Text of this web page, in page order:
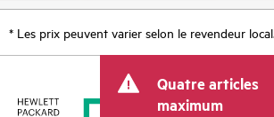
* Les prix peuvent varier selon le revendeur local.
Quatre articles
maximum